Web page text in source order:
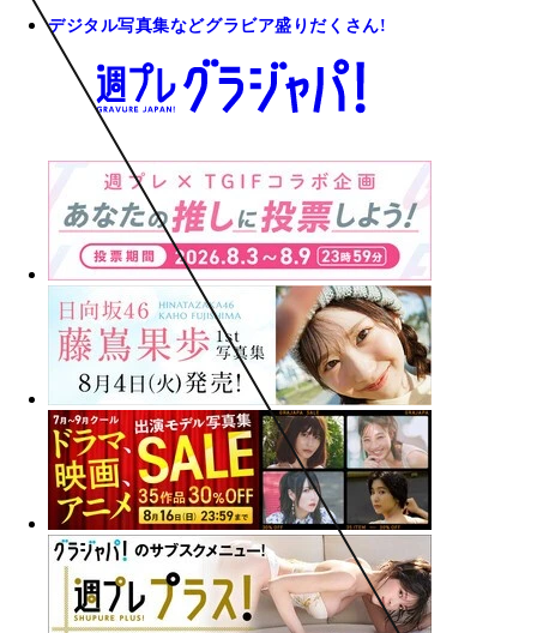
デジタル写真集などグラビア盛りだくさん!